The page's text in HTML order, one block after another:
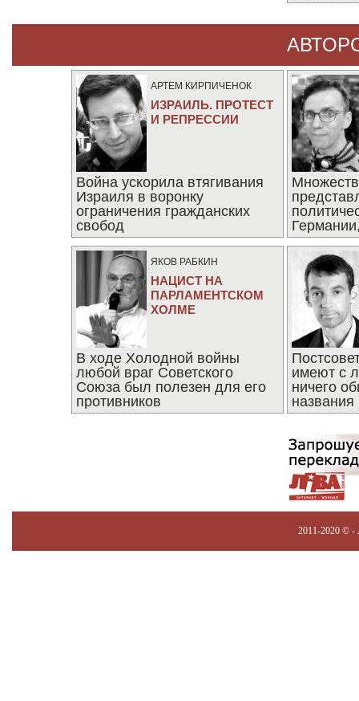
АРТЕМ КИРПИЧЕНОК
ИЗРАИЛЬ. ПРОТЕСТ
И РЕПРЕССИИ
Война ускорила втягивания
Израиля в воронку
ограничения гражданских
свобод
ЯКОВ РАБКИН
НАЦИСТ НА
ПАРЛАМЕНТСКОМ
ХОЛМЕ
В ходе Холодной войны
любой враг Советского
Союза был полезен для его
противников
имеют с
ничего
названия
2011-2020 © -